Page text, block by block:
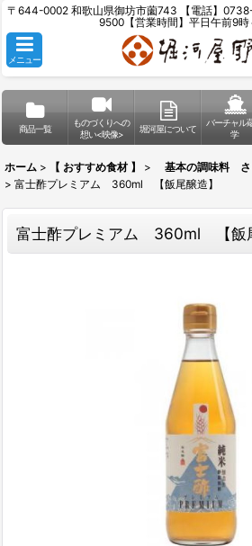
〒644-0002 和歌山県御坊市薗743 【電話】
9500【営業時間】平日午前9時
メニュー
商品一覧
ものづくりへの
想い<映像>
堀河屋について
バーチャル
学
ホーム > 【 おすすめ食材 】 >
基本の調味料 さ
> 富士酢プレミアム 360ml 【飯尾醸造】
富士酢プレミアム 360ml 【飯